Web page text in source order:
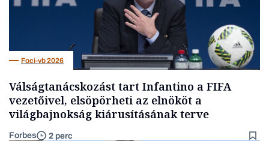
Foci-vb 2026
Válságtanácskozást tart Infantino a FIFA
vezetőivel, elsöpörheti az elnököt a
világbajnokság kiárusításának terve
Forbes 2 perc